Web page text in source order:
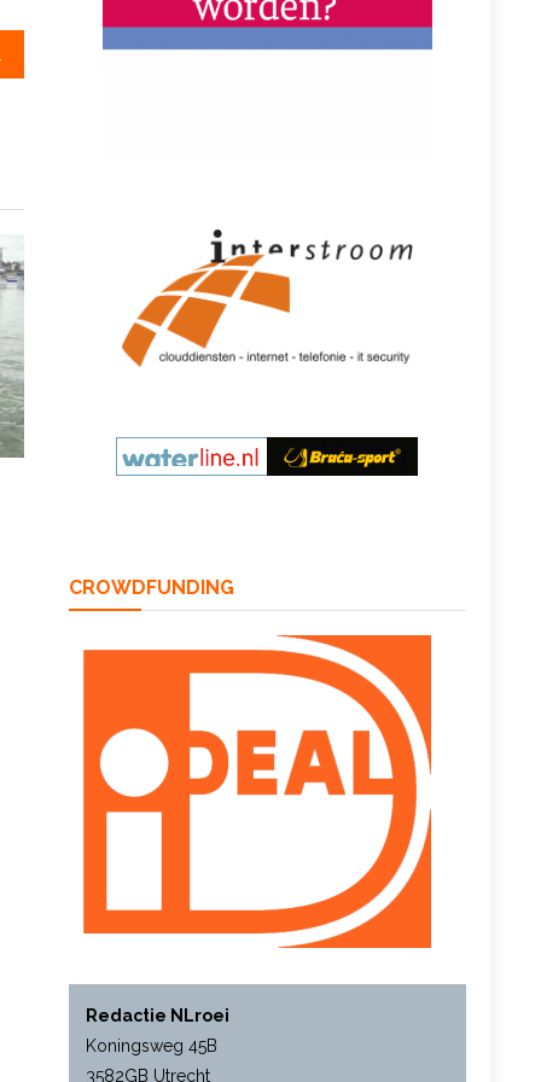
CROWDFUNDING
Redactie NLroei
Koningsweg 45B
3582GB Utrecht